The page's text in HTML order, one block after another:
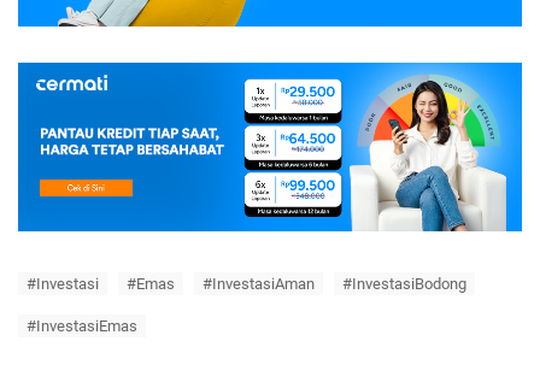
#Investasi #Emas #InvestasiAman #InvestasiBodong
#InvestasiEmas